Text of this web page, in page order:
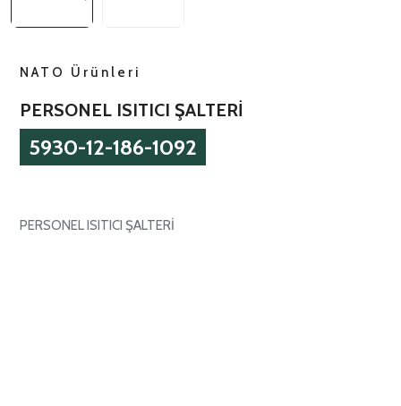
NATO Ürünleri
PERSONEL ISITICI ŞALTERİ
5930-12-186-1092
PERSONEL ISITICI ŞALTERİ